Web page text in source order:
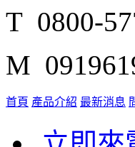
T 0800-
M
首頁 產品介紹 最新消息